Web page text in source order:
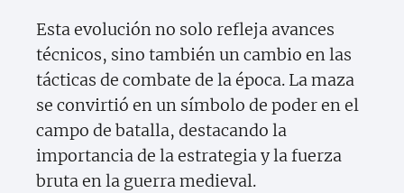
Esta evolución no solo refleja avances
técnicos, sino también un cambio en las
tácticas de combate de la época. La maza
se convirtió en un símbolo de poder en el
campo de batalla, destacando la
importancia de la estrategia y la fuerza
bruta en la guerra medieval.